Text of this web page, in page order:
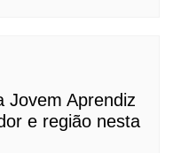
Jovem Aprendiz
e região nesta